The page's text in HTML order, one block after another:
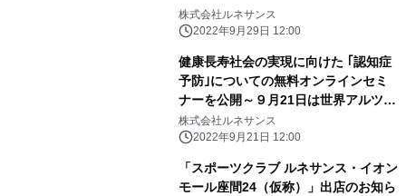
株式会社ルネサンス
2022年9月29日 12:00
健康長寿社会の実現に向けた ｢認知症
予防｣についての無料オンラインセミ
ナーを公開～９月21日は世界アルツハ
イマーデー～
株式会社ルネサンス
2022年9月21日 12:00
「スポーツクラブ ルネサンス・イオン
モール座間24（仮称）」出店のお知ら